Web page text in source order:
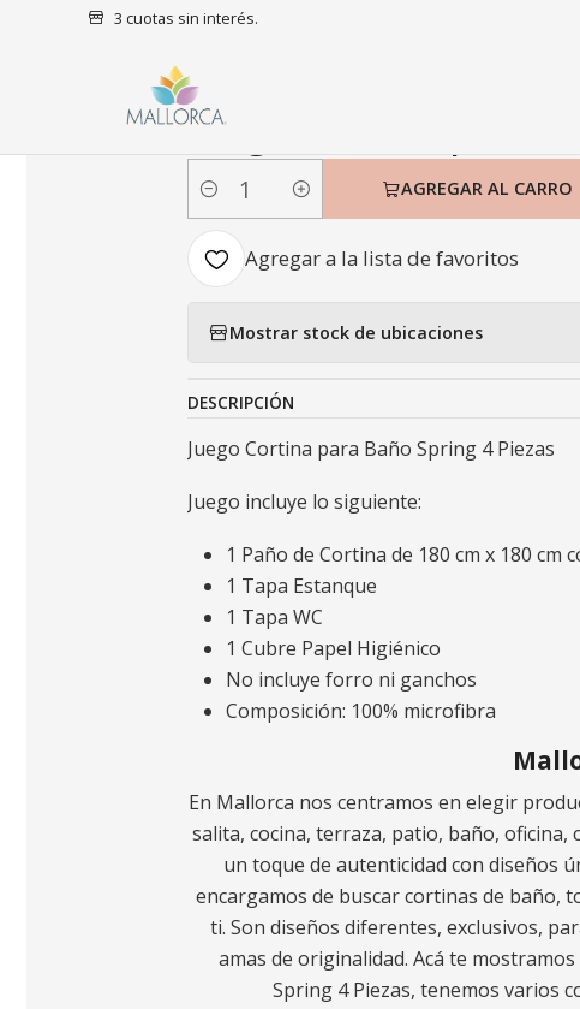
3 cuotas sin interés.
Cortinas de baño Juego Cortina para Baño Spring 4 Piezas
|
Juego Cortina para
Cantidad
AGREGAR AL CARRO
Agregar a la lista de favoritos
Mostrar stock de ubicaciones
DESCRIPCIÓN
Juego Cortina para Baño Spring 4 Piezas
Juego incluye lo siguiente:
1 Paño de Cortina de 180 cm x 180 cm
1 Tapa Estanque
1 Tapa WC
1 Cubre Papel Higiénico
No incluye forro ni ganchos
Composición: 100% microfibra
En Mallorca nos centramos en elegir
salita, cocina, terraza, patio, baño,
un toque de autenticidad con diseños
encargamos de buscar cortinas de baño,
ti. Son diseños diferentes, exclusivos,
amas de originalidad. Acá te
Spring 4 Piezas, tenemos varios